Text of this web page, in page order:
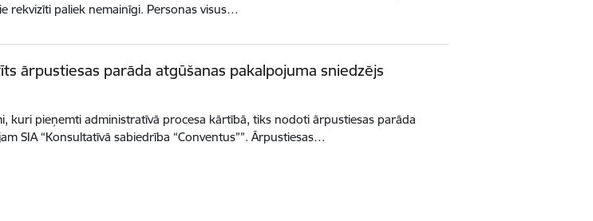
rekvizīti paliek nemainīgi. Personas visus…
ārpustiesas parāda atgūšanas pakalpojuma sniedzējs
kuri pieņemti administratīvā procesa kārtībā, tiks nodoti ārpustiesas parāda
SIA “Konsultatīvā sabiedrība “Conventus””. Ārpustiesas…